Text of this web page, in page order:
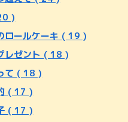
)
ロールケーキ ( 19 )
レゼント ( 18 )
て ( 18 )
( 17 )
( 17 )